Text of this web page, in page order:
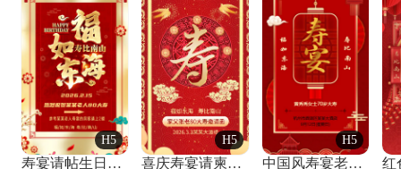
H5
寿宴请帖生日宴邀请函老人寿星生日快乐祝寿
H5
喜庆寿宴请柬老人生日宴会邀请函请柬过大寿
H5
中国风寿宴老人生日宴会邀请函寿宴请帖请柬